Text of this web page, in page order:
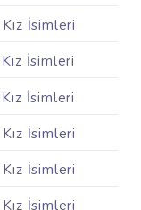
İsimleri
İsimleri
İsimleri
İsimleri
İsimleri
İsimleri